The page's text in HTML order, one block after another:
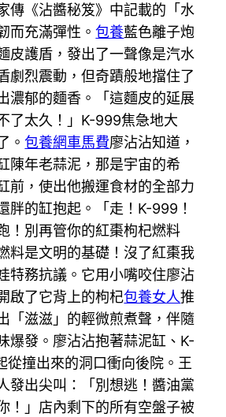
傳《沾醬秘笈》中記載的「水
而充滿彈性。包養藍色離子炮
皮護盾，發出了一聲像是汽水
劇烈震動，但奇蹟般地擋住了
濃郁的麵香。「這麵皮的延展
了太久！」K-999焦急地大
。包養網車馬費廖沾沾知道，
陳年老蒜泥，那是宇宙的希
前，使出他搬運食材的全部力
胖的缸抱起。「走！K-999！
！別再管你的紅棗枸杞燃料
料是文明的基礎！沒了紅棗我
特務抗議。它用小嘴咬住廖沾
啟了它背上的枸杞包養女人推
「滋滋」的輕微煎煮聲，伴隨
爆發。廖沾沾抱著蒜泥缸、K-
從撞出來的洞口衝向後院。王
發出尖叫：「別想逃！醬油黨
！」店內剩下的所有空盤子被